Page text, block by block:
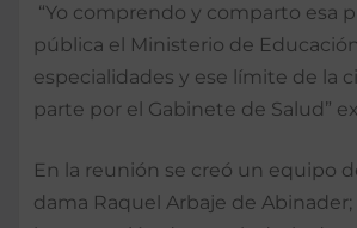
“Yo comprendo y comparto esa
pública el Ministerio de
especialidades y ese límite de la
parte por el Gabinete de Salud”
En la reunión se creó un equipo
dama Raquel Arbaje de